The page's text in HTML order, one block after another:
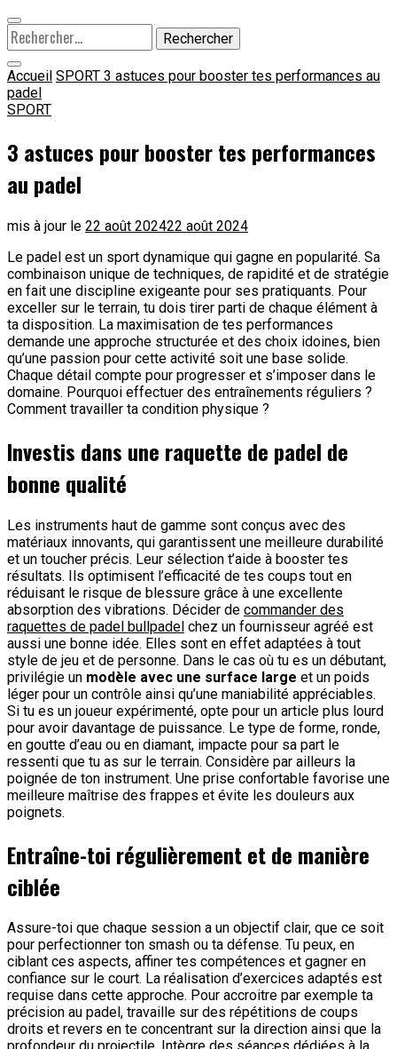
Rechercher :
Accueil SPORT 3 astuces pour booster tes performances au
padel
SPORT
3 astuces pour booster tes performances
au padel
mis à jour le 22 août 202422 août 2024
Le padel est un sport dynamique qui gagne en popularité. Sa
combinaison unique de techniques, de rapidité et de stratégie
en fait une discipline exigeante pour ses pratiquants. Pour
exceller sur le terrain, tu dois tirer parti de chaque élément à
ta disposition. La maximisation de tes performances
demande une approche structurée et des choix idoines, bien
qu’une passion pour cette activité soit une base solide.
Chaque détail compte pour progresser et s’imposer dans le
domaine. Pourquoi effectuer des entraînements réguliers ?
Comment travailler ta condition physique ?
Investis dans une raquette de padel de
bonne qualité
Les instruments haut de gamme sont conçus avec des
matériaux innovants, qui garantissent une meilleure durabilité
et un toucher précis. Leur sélection t’aide à booster tes
résultats. Ils optimisent l’efficacité de tes coups tout en
réduisant le risque de blessure grâce à une excellente
absorption des vibrations. Décider de commander des
raquettes de padel bullpadel chez un fournisseur agréé est
aussi une bonne idée. Elles sont en effet adaptées à tout
style de jeu et de personne. Dans le cas où tu es un débutant,
privilégie un modèle avec une surface large et un poids
léger pour un contrôle ainsi qu’une maniabilité appréciables.
Si tu es un joueur expérimenté, opte pour un article plus lourd
pour avoir davantage de puissance. Le type de forme, ronde,
en goutte d’eau ou en diamant, impacte pour sa part le
ressenti que tu as sur le terrain. Considère par ailleurs la
poignée de ton instrument. Une prise confortable favorise une
meilleure maîtrise des frappes et évite les douleurs aux
poignets.
Entraîne-toi régulièrement et de manière
ciblée
Assure-toi que chaque session a un objectif clair, que ce soit
pour perfectionner ton smash ou ta défense. Tu peux, en
ciblant ces aspects, affiner tes compétences et gagner en
confiance sur le court. La réalisation d’exercices adaptés est
requise dans cette approche. Pour accroitre par exemple ta
précision au padel, travaille sur des répétitions de coups
droits et revers en te concentrant sur la direction ainsi que la